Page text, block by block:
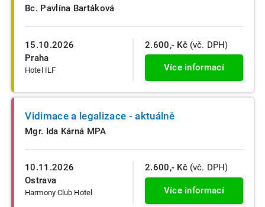
15.10.2026
Praha
Hotel ILF
Bc. Pavlína Bartáková
2.600,- Kč (vč. DPH)
Více informací
10.11.2026
Ostrava
Harmony Club Hotel
Vidimace a legalizace - aktuálně
Mgr. Ida Kárná MPA
2.600,- Kč (vč. DPH)
Více informací